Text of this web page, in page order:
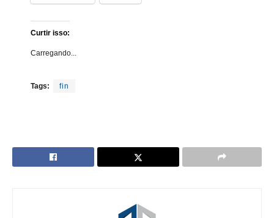
Curtir isso:
Carregando...
Tags: fin